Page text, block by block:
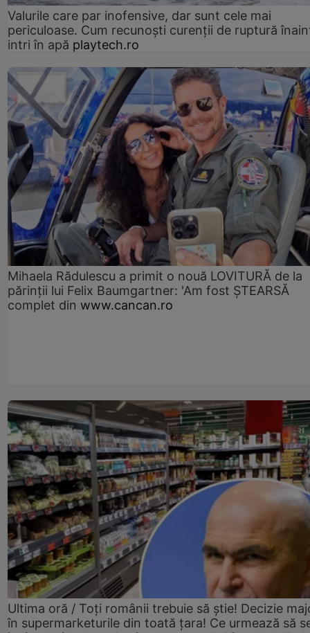
Valurile care par inofensive, dar sunt cele mai
periculoase. Cum recunoști curenții de ruptură
intri în apă playtech.ro
Mihaela Rădulescu a primit o nouă LOVITURĂ de la
părinții lui Felix Baumgartner: 'Am fost ȘTEARSĂ
complet din www.cancan.ro
Ultima oră / Toți românii trebuie să știe! Decizie
în supermarketurile din toată țara! Ce urmează să